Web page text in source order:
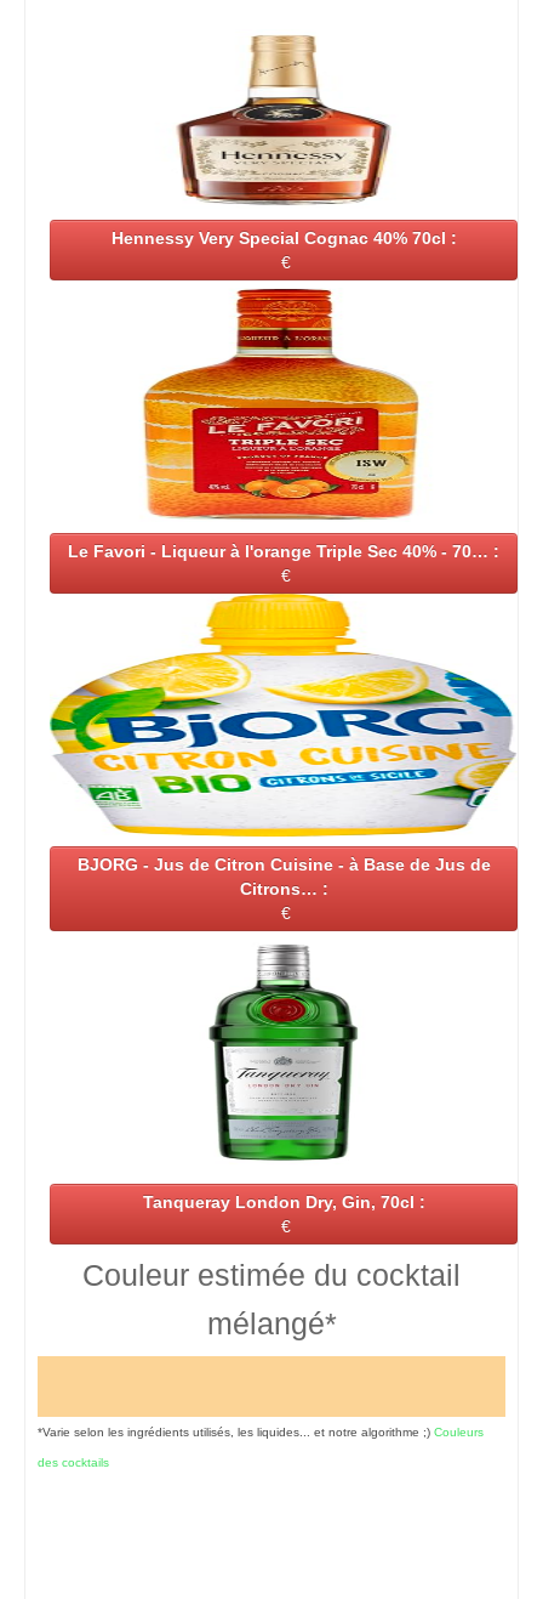
Hennessy Very Special Cognac 40% 70cl :
€
Le Favori - Liqueur à l'orange Triple Sec 40% - 70… :
€
BJORG - Jus de Citron Cuisine - à Base de Jus de
Citrons… :
€
Tanqueray London Dry, Gin, 70cl :
€
Couleur estimée du cocktail
mélangé*
*Varie selon les ingrédients utilisés, les liquides... et notre algorithme ;) Couleurs
des cocktails